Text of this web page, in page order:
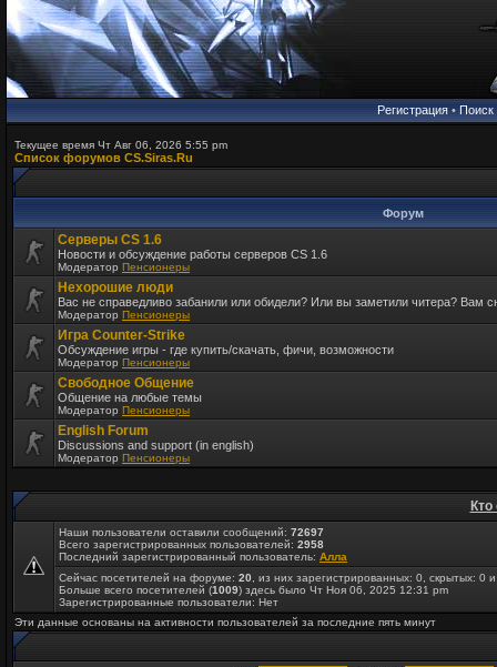
Регистрация• Поиск
Текущее время Чт Авг 06, 2026 5:55 pm
Список форумов CS.Siras.Ru
Форум
Серверы CS 1.6
Новости и обсуждение работы серверов CS 1.6
Модератор Пенсионеры
Нехорошие люди
Вас не справедливо забанили или обидели? Или вы заметили читера? Вам
Модератор Пенсионеры
Игра Counter-Strike
Обсуждение игры - где купить/скачать, фичи, возможности
Модератор Пенсионеры
Свободное Общение
Общение на любые темы
Модератор Пенсионеры
English Forum
Discussions and support (in english)
Модератор Пенсионеры
Наши пользователи оставили сообщений: 72697
Всего зарегистрированных пользователей: 2958
Последний зарегистрированный пользователь: Алла
Сейчас посетителей на форуме: 20 , из них зарегистрированных: 0, скрытых:
Больше всего посетителей (1009) здесь было Чт Ноя 06, 2025 12:31 pm
Зарегистрированные пользователи: Нет
Эти данные основаны на активности пользователей за последние пять минут